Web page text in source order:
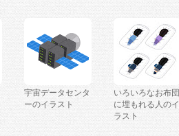
宇宙データセンタ
ーのイラスト
いろいろなお布団
に埋もれる人のイ
ラスト